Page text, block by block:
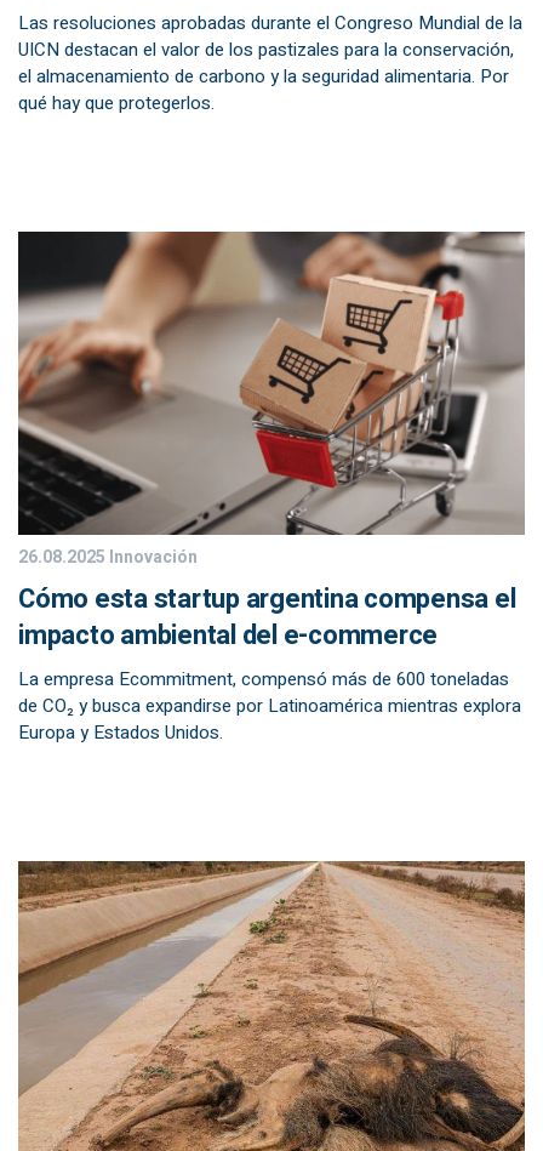
Las resoluciones aprobadas durante el Congreso Mundial de la
UICN destacan el valor de los pastizales para la conservación,
el almacenamiento de carbono y la seguridad alimentaria. Por
qué hay que protegerlos.
26.08.2025 Innovación
Cómo esta startup argentina compensa el
impacto ambiental del e-commerce
La empresa Ecommitment, compensó más de 600 toneladas
de CO₂ y busca expandirse por Latinoamérica mientras explora
Europa y Estados Unidos.